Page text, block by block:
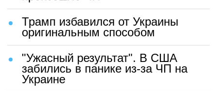
Трамп избавился от Украины
оригинальным способом
"Ужасный результат". В США
забились в панике из-за ЧП на
Украине